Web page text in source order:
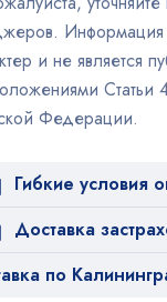
Информация
и не является
Статьи
Федерации.
Гибкие условия
Доставка
по